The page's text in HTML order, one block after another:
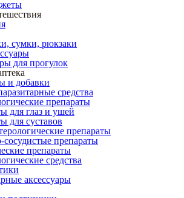
сумки, рюкзаки
для прогулок
и добавки
средства
препараты
для глаз и ушей
для суставов
препараты
сосудистые препараты
препараты
средства
аксессуары